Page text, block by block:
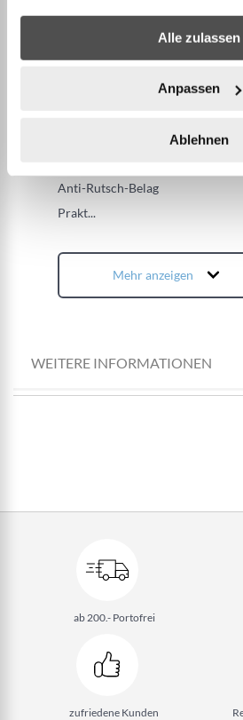
Alle zulassen
Anpassen
Ablehnen
DropStitch-Material bietet in
Transport die Vorteile eines
jedoch stabil und robust wie ein
Optimal für flaches Wasser und
Anti-Rutsch-Belag
Prakt...
Mehr anzeigen
WEITERE INFORMATIONEN
ab 200.- Portofrei
zufriedene Kunden